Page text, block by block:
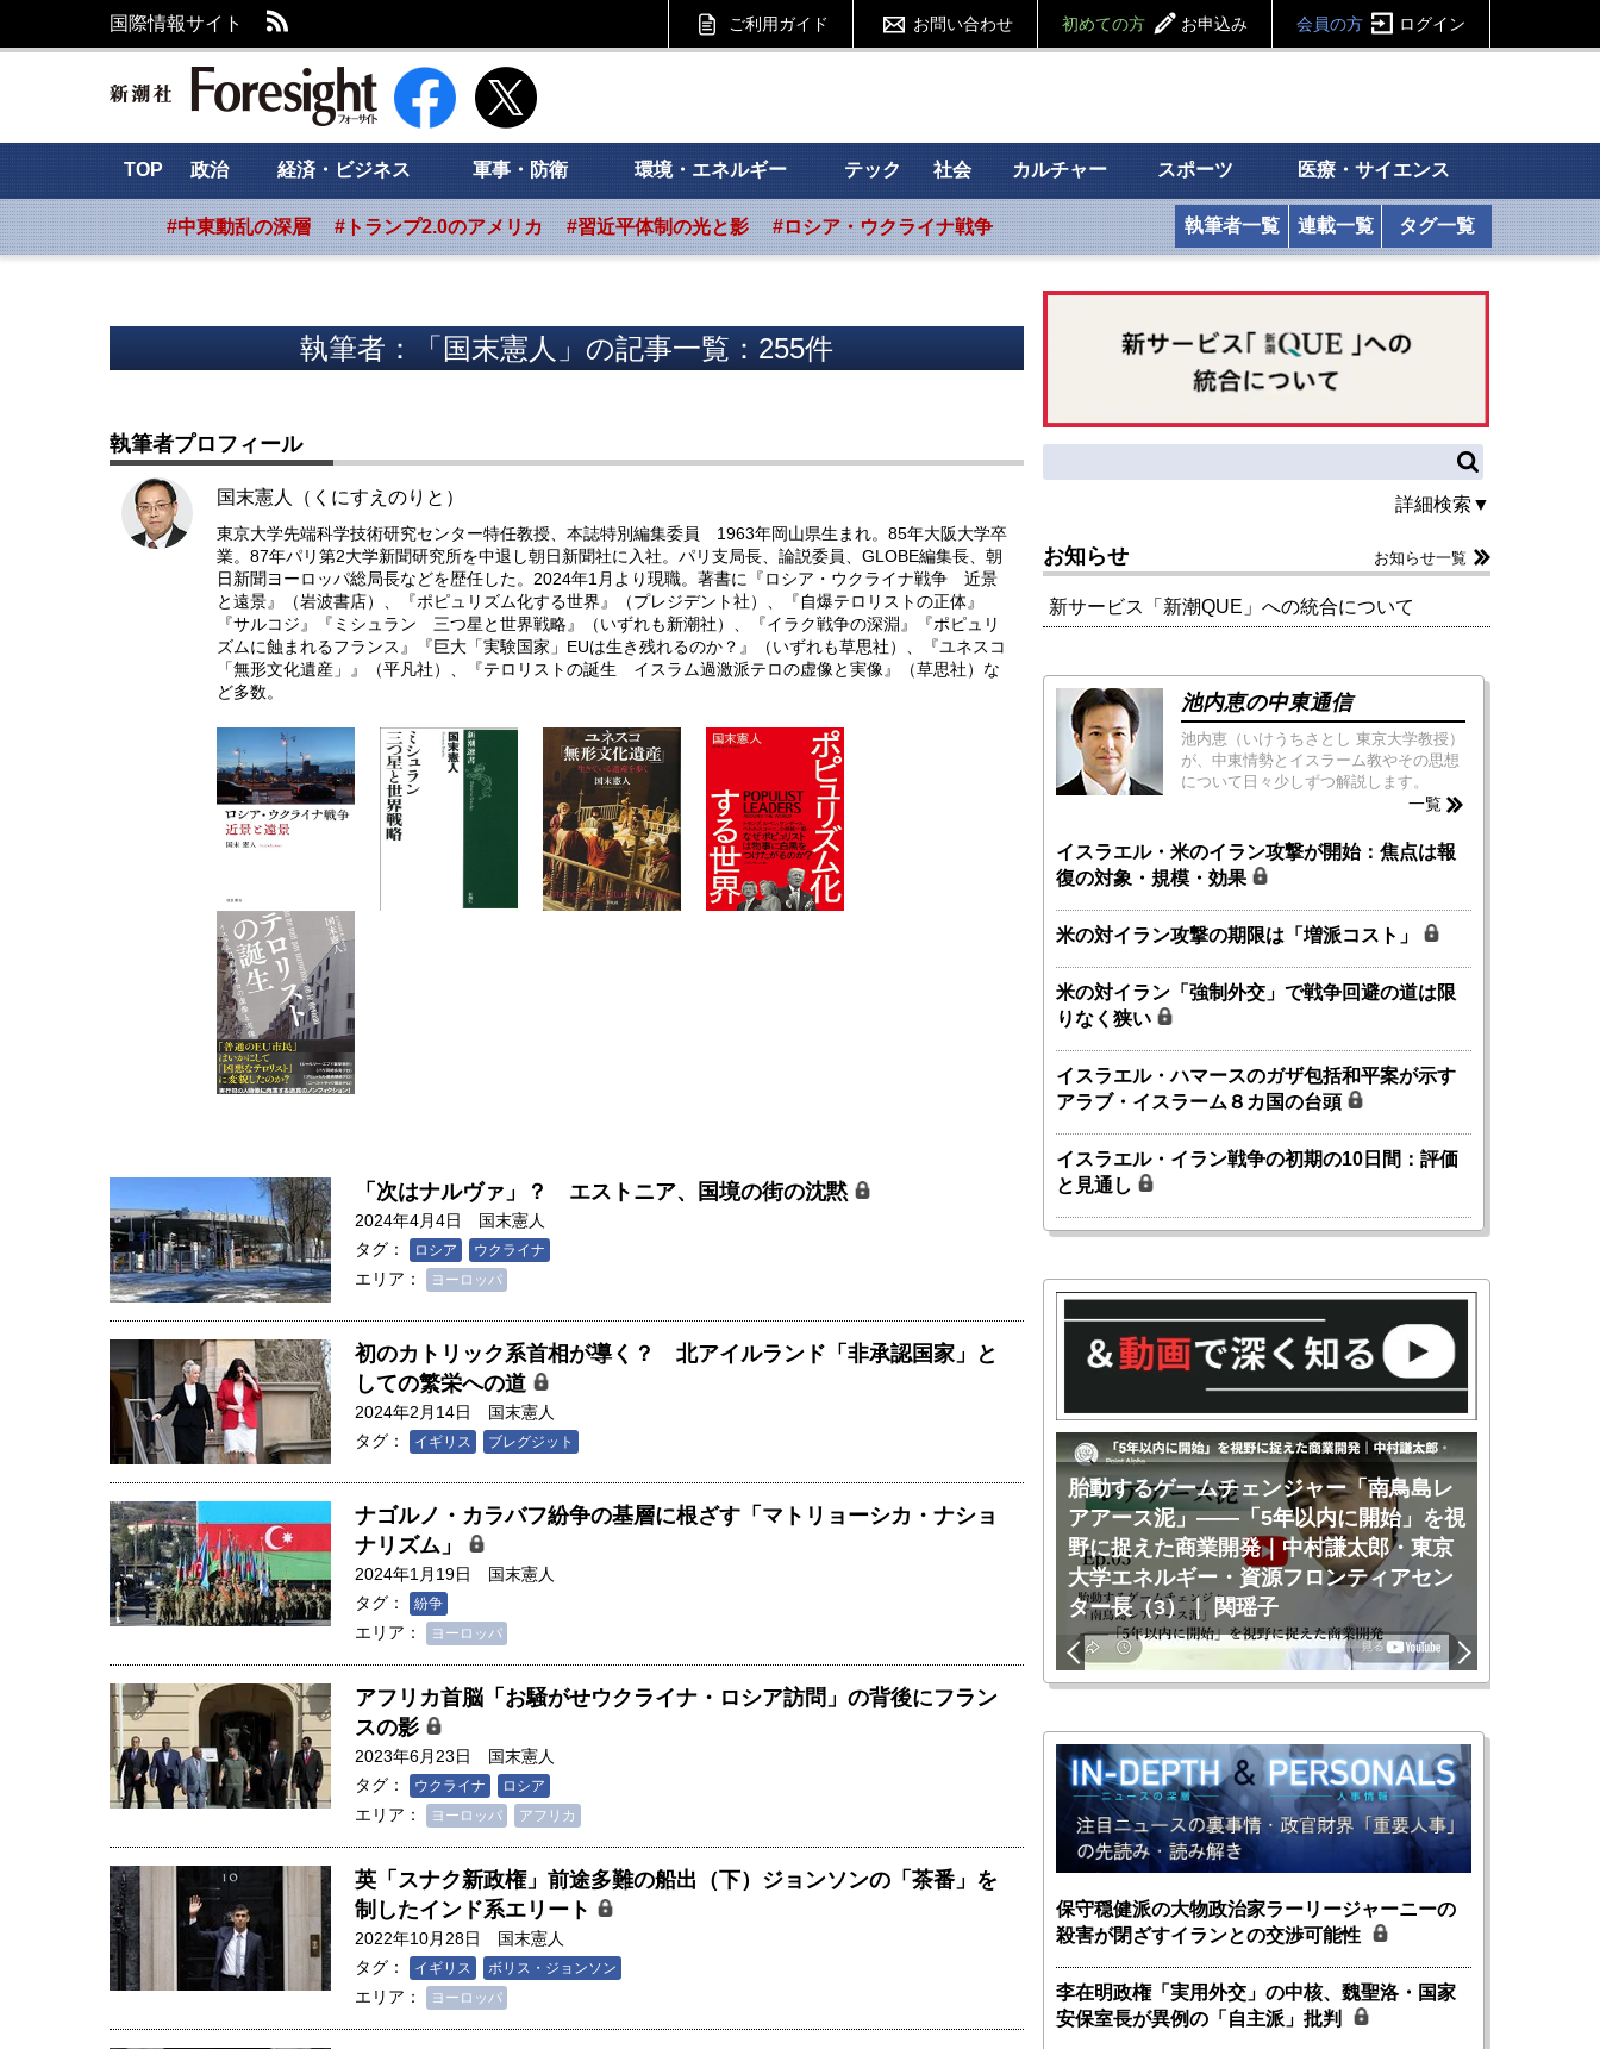
国際情報サイト ご利用ガイド お問い合わせ 初めての方 お申込み 会員の方 ログイン
新潮社 Foresight フォーサイト
TOP 政治 経済・ビジネス 軍事・防衛 環境・エネルギー テック 社会 カルチャー スポーツ 医療・サイエンス
#中東動乱の深層 #トランプ2.0のアメリカ #習近平体制の光と影 #ロシア・ウクライナ戦争 執筆者一覧 連載一覧 タグ一覧
執筆者：「国末憲人」の記事一覧：255件
執筆者プロフィール
国末憲人（くにすえのりと）
東京大学先端科学技術研究センター特任教授、本誌特別編集委員 1963年岡山県生まれ。85年大阪大学卒
業。87年パリ第2大学新聞研究所を中退し朝日新聞社に入社。パリ支局長、論説委員、GLOBE編集長、朝
日新聞ヨーロッパ総局長などを歴任した。2024年1月より現職。著書に『ロシア・ウクライナ戦争 近景
と遠景』（岩波書店）、『ポピュリズム化する世界』（プレジデント社）、『自爆テロリストの正体』
『サルコジ』『ミシュラン 三つ星と世界戦略』（いずれも新潮社）、『イラク戦争の深淵』『ポピュリ
ズムに蝕まれるフランス』『巨大「実験国家」EUは生き残れるのか？』（いずれも草思社）、『ユネスコ
「無形文化遺産」』（平凡社）、『テロリストの誕生 イスラム過激派テロの虚像と実像』（草思社）な
ど多数。
「次はナルヴァ」？ エストニア、国境の街の沈黙
2024年4月4日
国末憲人
タグ：
ロシア ウクライナ
エリア： ヨーロッパ
初のカトリック系首相が導く？ 北アイルランド「非承認国家」と
しての繁栄への道
2024年2月14日
国末憲人
タグ：
イギリス ブレグジット
ナゴルノ・カラバフ紛争の基層に根ざす「マトリョーシカ・ナショ
ナリズム」
2024年1月19日
国末憲人
タグ：
紛争
エリア： ヨーロッパ
アフリカ首脳「お騒がせウクライナ・ロシア訪問」の背後にフラン
スの影
2023年6月23日
国末憲人
タグ：
ウクライナ ロシア
エリア： ヨーロッパ アフリカ
英「スナク新政権」前途多難の船出（下）ジョンソンの「茶番」を
制したインド系エリート
2022年10月28日
国末憲人
タグ：
イギリス ボリス・ジョンソン
エリア： ヨーロッパ
詳細検索▼
お知らせ お知らせ一覧
新サービス「新潮QUE」への統合について
池内恵の中東通信
池内恵（いけうちさとし 東京大学教授）
が、中東情勢とイスラーム教やその思想
について日々少しずつ解説します。
一覧
イスラエル・米のイラン攻撃が開始：焦点は報
復の対象・規模・効果
米の対イラン攻撃の期限は「増派コスト」
米の対イラン「強制外交」で戦争回避の道は限
りなく狭い
イスラエル・ハマースのガザ包括和平案が示す
アラブ・イスラーム８カ国の台頭
イスラエル・イラン戦争の初期の10日間：評価
と見通し
人は「地上の太陽」を手にするか 核融
合発電の現在地――実現・普及後の「世
界像」｜江尻晶・東京大学大学院新領域
創成科学研究科教授（4）｜ 関瑶子
胎動するゲームチェンジャー「南鳥島レ
アアース泥」――日米欧豪による新たな
胎動するゲームチェンジャー「南鳥島レ
アアース泥」――「5年以内に開始」を視
野に捉えた商業開発｜中村謙太郎・東京
大学エネルギー・資源フロンティアセン
ター長（3）｜ 関瑶子
保守穏健派の大物政治家ラーリージャーニーの
殺害が閉ざすイランとの交渉可能性
李在明政権「実用外交」の中核、魏聖洛・国家
安保室長が異例の「自主派」批判